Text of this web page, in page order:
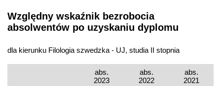
Względny wskaźnik bezrobocia
absolwentów po uzyskaniu dyplomu
dla kierunku Filologia szwedzka - UJ, studia II stopnia
abs.
2023
abs.
2022
abs.
2021